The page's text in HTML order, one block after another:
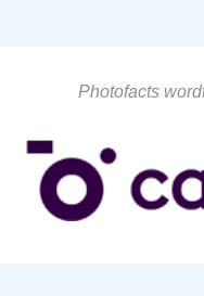
Photofacts